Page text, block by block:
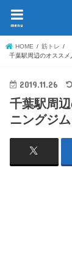
menu
HOME
筋トレ
千葉駅周辺のオスス
2019.11.26
千葉駅周
ニングジ